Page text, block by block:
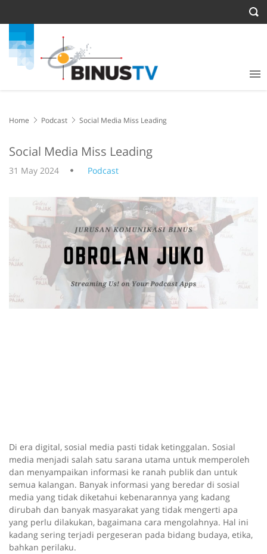
Home Podcast Social Media Miss Leading
Social Media Miss Leading
31 May 2024 Podcast
Di era digital, sosial media pasti tidak ketinggalan. Sosial
media menjadi salah satu sarana utama untuk memperoleh
dan menyampaikan informasi ke ranah publik dan untuk
semua kalangan. Banyak informasi yang beredar di sosial
media yang tidak diketahui kebenarannya yang kadang
dirubah dan banyak masyarakat yang tidak mengerti apa
yang perlu dilakukan, bagaimana cara mengolahnya. Hal ini
kadang sering terjadi pergeseran pada bidang budaya, etika,
bahkan perilaku.